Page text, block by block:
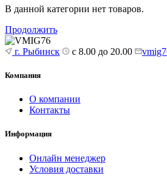
В данной категории нет товаров.
Продолжить
г. Рыбинск с 8.00 до 20.00
Компания
О компании
Контакты
Информация
Онлайн менеджер
Условия доставки